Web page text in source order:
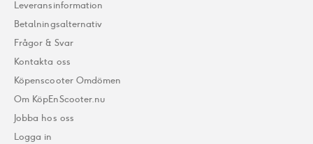
Leveransinformation
Betalningsalternativ
Frågor & Svar
Kontakta oss
Köpenscooter Omdömen
Om KöpEnScooter.nu
Jobba hos oss
Logga in